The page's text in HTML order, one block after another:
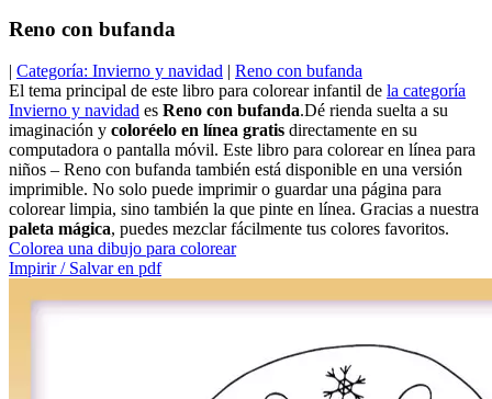
Reno con bufanda
| Categoría: Invierno y navidad | Reno con bufanda
El tema principal de este libro para colorear infantil de la categoría
Invierno y navidad es Reno con bufanda.Dé rienda suelta a su
imaginación y coloréelo en línea gratis directamente en su
computadora o pantalla móvil. Este libro para colorear en línea para
niños – Reno con bufanda también está disponible en una versión
imprimible. No solo puede imprimir o guardar una página para
colorear limpia, sino también la que pinte en línea. Gracias a nuestra
paleta mágica, puedes mezclar fácilmente tus colores favoritos.
Colorea una dibujo para colorear
Impirir / Salvar en pdf